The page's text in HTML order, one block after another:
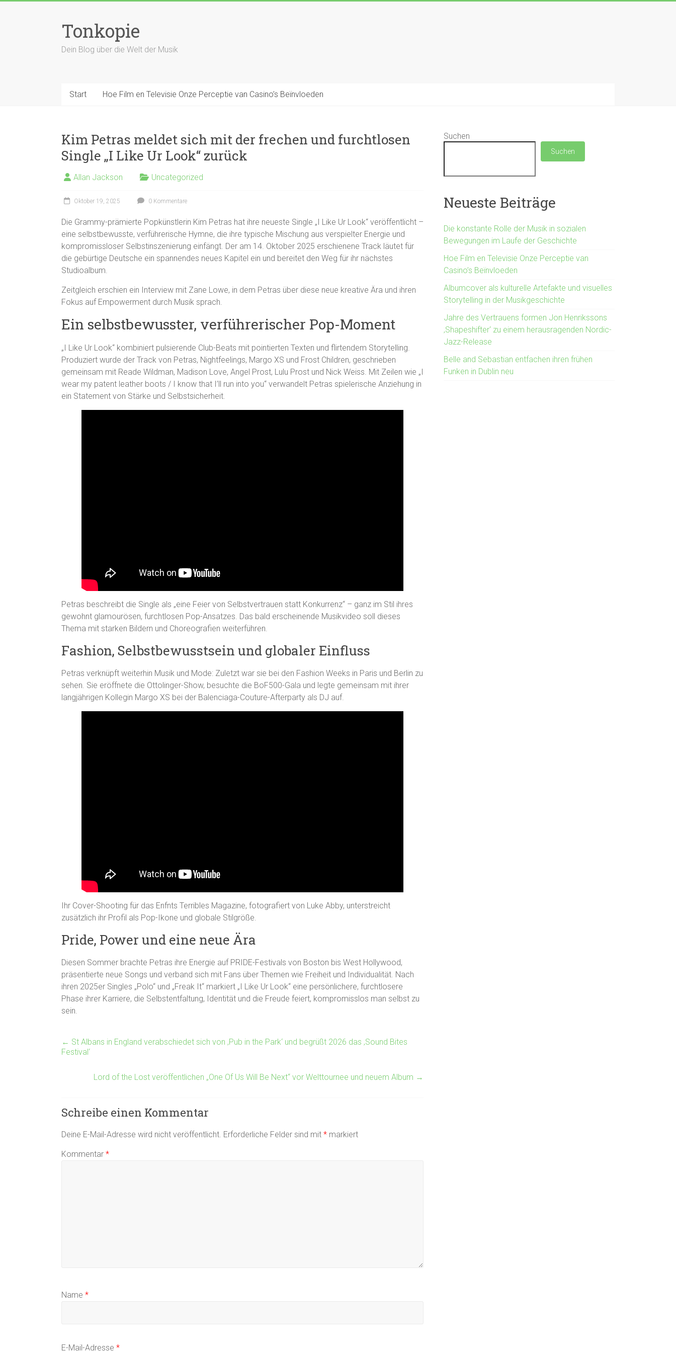
Tonkopie
Dein Blog über die Welt der Musik
Start Hoe Film en Televisie Onze Perceptie van Casino’s Beïnvloeden
Kim Petras meldet sich mit der frechen und furchtlosen
Single „I Like Ur Look“ zurück
Allan Jackson Uncategorized
Oktober 19, 2025 0 Kommentare
Die Grammy-prämierte Popkünstlerin Kim Petras hat ihre neueste Single „I Like Ur Look“ veröffentlicht –
eine selbstbewusste, verführerische Hymne, die ihre typische Mischung aus verspielter Energie und
kompromissloser Selbstinszenierung einfängt. Der am 14. Oktober 2025 erschienene Track läutet für
die gebürtige Deutsche ein spannendes neues Kapitel ein und bereitet den Weg für ihr nächstes
Studioalbum.
Zeitgleich erschien ein Interview mit Zane Lowe, in dem Petras über diese neue kreative Ära und ihren
Fokus auf Empowerment durch Musik sprach.
Ein selbstbewusster, verführerischer Pop-Moment
„I Like Ur Look“ kombiniert pulsierende Club-Beats mit pointierten Texten und flirtendem Storytelling.
Produziert wurde der Track von Petras, Nightfeelings, Margo XS und Frost Children, geschrieben
gemeinsam mit Reade Wildman, Madison Love, Angel Prost, Lulu Prost und Nick Weiss. Mit Zeilen wie „I
wear my patent leather boots / I know that I’ll run into you“ verwandelt Petras spielerische Anziehung in
ein Statement von Stärke und Selbstsicherheit.
Petras beschreibt die Single als „eine Feier von Selbstvertrauen statt Konkurrenz“ – ganz im Stil ihres
gewohnt glamourösen, furchtlosen Pop-Ansatzes. Das bald erscheinende Musikvideo soll dieses
Thema mit starken Bildern und Choreografien weiterführen.
Fashion, Selbstbewusstsein und globaler Einfluss
Petras verknüpft weiterhin Musik und Mode: Zuletzt war sie bei den Fashion Weeks in Paris und Berlin zu
sehen. Sie eröffnete die Ottolinger-Show, besuchte die BoF500-Gala und legte gemeinsam mit ihrer
langjährigen Kollegin Margo XS bei der Balenciaga-Couture-Afterparty als DJ auf.
Ihr Cover-Shooting für das Enfnts Terribles Magazine, fotografiert von Luke Abby, unterstreicht
zusätzlich ihr Profil als Pop-Ikone und globale Stilgröße.
Pride, Power und eine neue Ära
Diesen Sommer brachte Petras ihre Energie auf PRIDE-Festivals von Boston bis West Hollywood,
präsentierte neue Songs und verband sich mit Fans über Themen wie Freiheit und Individualität. Nach
ihren 2025er Singles „Polo“ und „Freak It“ markiert „I Like Ur Look“ eine persönlichere, furchtlosere
Phase ihrer Karriere, die Selbstentfaltung, Identität und die Freude feiert, kompromisslos man selbst zu
sein.
← St Albans in England verabschiedet sich von ‚Pub in the Park‘ und begrüßt 2026 das ‚Sound Bites
Festival‘
Lord of the Lost veröffentlichen „One Of Us Will Be Next“ vor Welttournee und neuem Album →
Schreibe einen Kommentar
Deine E-Mail-Adresse wird nicht veröffentlicht. Erforderliche Felder sind mit * markiert
Kommentar *
Name *
E-Mail-Adresse *
Suchen
Suchen
Neueste Beiträge
Die konstante Rolle der Musik in sozialen
Bewegungen im Laufe der Geschichte
Hoe Film en Televisie Onze Perceptie van
Casino’s Beïnvloeden
Albumcover als kulturelle Artefakte und visuelles
Storytelling in der Musikgeschichte
Jahre des Vertrauens formen Jon Henrikssons
‚Shapeshifter‘ zu einem herausragenden Nordic-
Jazz-Release
Belle and Sebastian entfachen ihren frühen
Funken in Dublin neu